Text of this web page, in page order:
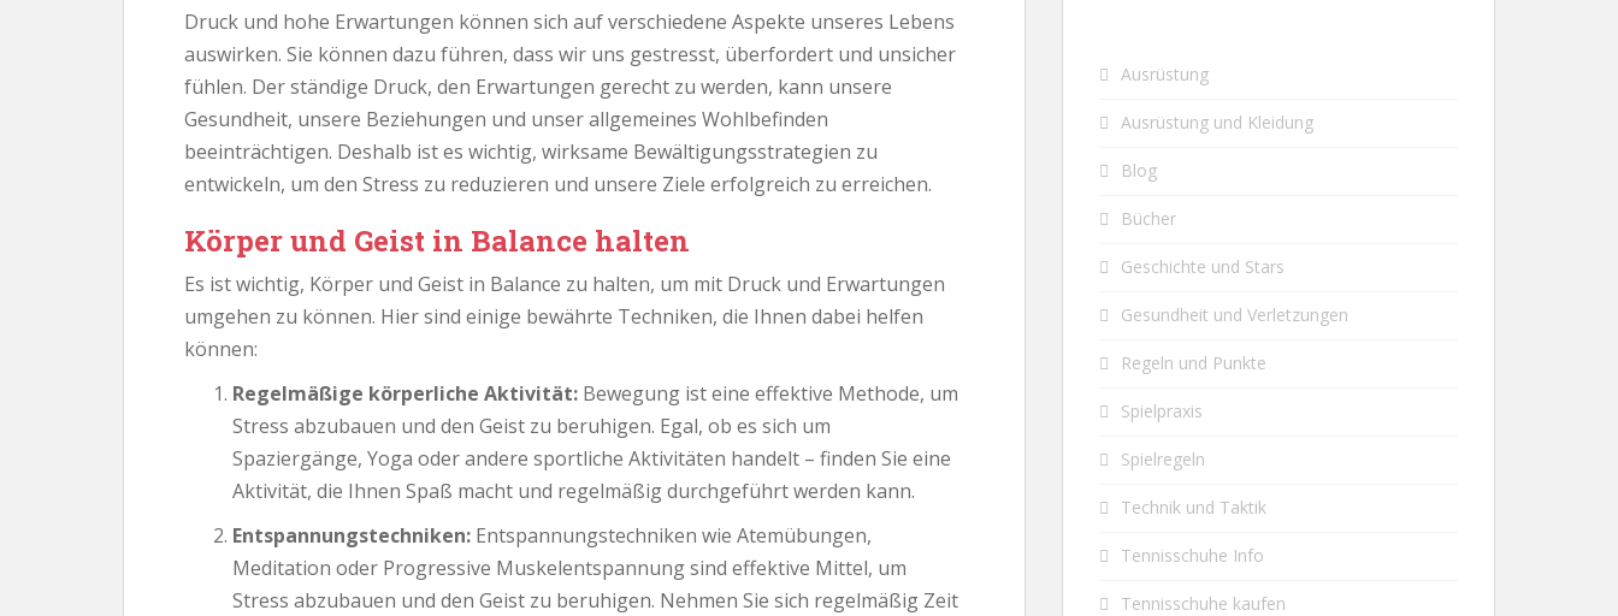
Druck und hohe Erwartungen können sich auf verschiedene Aspekte unseres Lebens
auswirken. Sie können dazu führen, dass wir uns gestresst, überfordert und unsicher
fühlen. Der ständige Druck, den Erwartungen gerecht zu werden, kann unsere
Gesundheit, unsere Beziehungen und unser allgemeines Wohlbefinden
beeinträchtigen. Deshalb ist es wichtig, wirksame Bewältigungsstrategien zu
entwickeln, um den Stress zu reduzieren und unsere Ziele erfolgreich zu erreichen.
Körper und Geist in Balance halten
Es ist wichtig, Körper und Geist in Balance zu halten, um mit Druck und Erwartungen
umgehen zu können. Hier sind einige bewährte Techniken, die Ihnen dabei helfen
können:
Regelmäßige körperliche Aktivität: Bewegung ist eine effektive Methode, um
Stress abzubauen und den Geist zu beruhigen. Egal, ob es sich um
Spaziergänge, Yoga oder andere sportliche Aktivitäten handelt – finden Sie eine
Aktivität, die Ihnen Spaß macht und regelmäßig durchgeführt werden kann.
Entspannungstechniken: Entspannungstechniken wie Atemübungen,
Meditation oder Progressive Muskelentspannung sind effektive Mittel, um
Stress abzubauen und den Geist zu beruhigen. Nehmen Sie sich regelmäßig Zeit
Ausrüstung
Ausrüstung und Kleidung
Blog
Bücher
Geschichte und Stars
Gesundheit und Verletzungen
Regeln und Punkte
Spielpraxis
Spielregeln
Technik und Taktik
Tennisschuhe Info
Tennisschuhe kaufen